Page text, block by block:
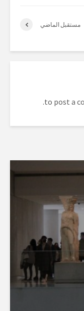
مستقبل الماضي